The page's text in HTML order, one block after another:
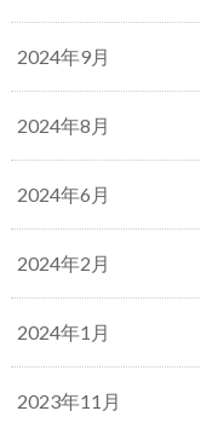
2024年9月
2024年8月
2024年6月
2024年2月
2024年1月
2023年11月